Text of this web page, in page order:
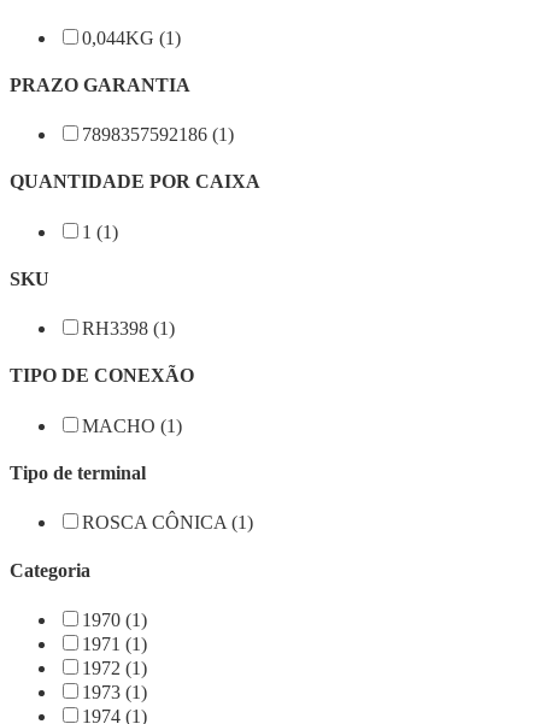
0,044KG (1)
PRAZO GARANTIA
7898357592186 (1)
QUANTIDADE POR CAIXA
1 (1)
SKU
RH3398 (1)
TIPO DE CONEXÃO
MACHO (1)
Tipo de terminal
ROSCA CÔNICA (1)
Categoria
1970 (1)
1971 (1)
1972 (1)
1973 (1)
1974 (1)